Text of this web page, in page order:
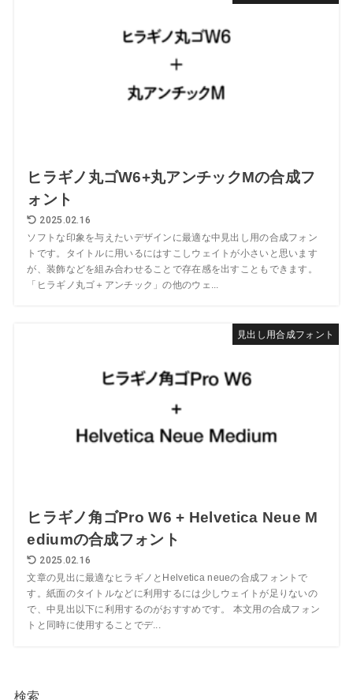
ヒラギノ丸ゴW6+丸アンチックMの合成フ
ォント
2025.02.16
ソフトな印象を与えたいデザインに最適な中見出し用の合成フォン
トです。タイトルに用いるにはすこしウェイトが小さいと思います
が、装飾などを組み合わせることで存在感を出すこともできます。
「ヒラギノ丸ゴ＋アンチック」の他のウェ...
見出し用合成フォント
ヒラギノ角ゴPro W6 + Helvetica Neue M
ediumの合成フォント
2025.02.16
文章の見出に最適なヒラギノとHelvetica neueの合成フォントで
す。紙面のタイトルなどに利用するには少しウェイトが足りないの
で、中見出以下に利用するのがおすすめです。 本文用の合成フォン
トと同時に使用することでデ...
検索